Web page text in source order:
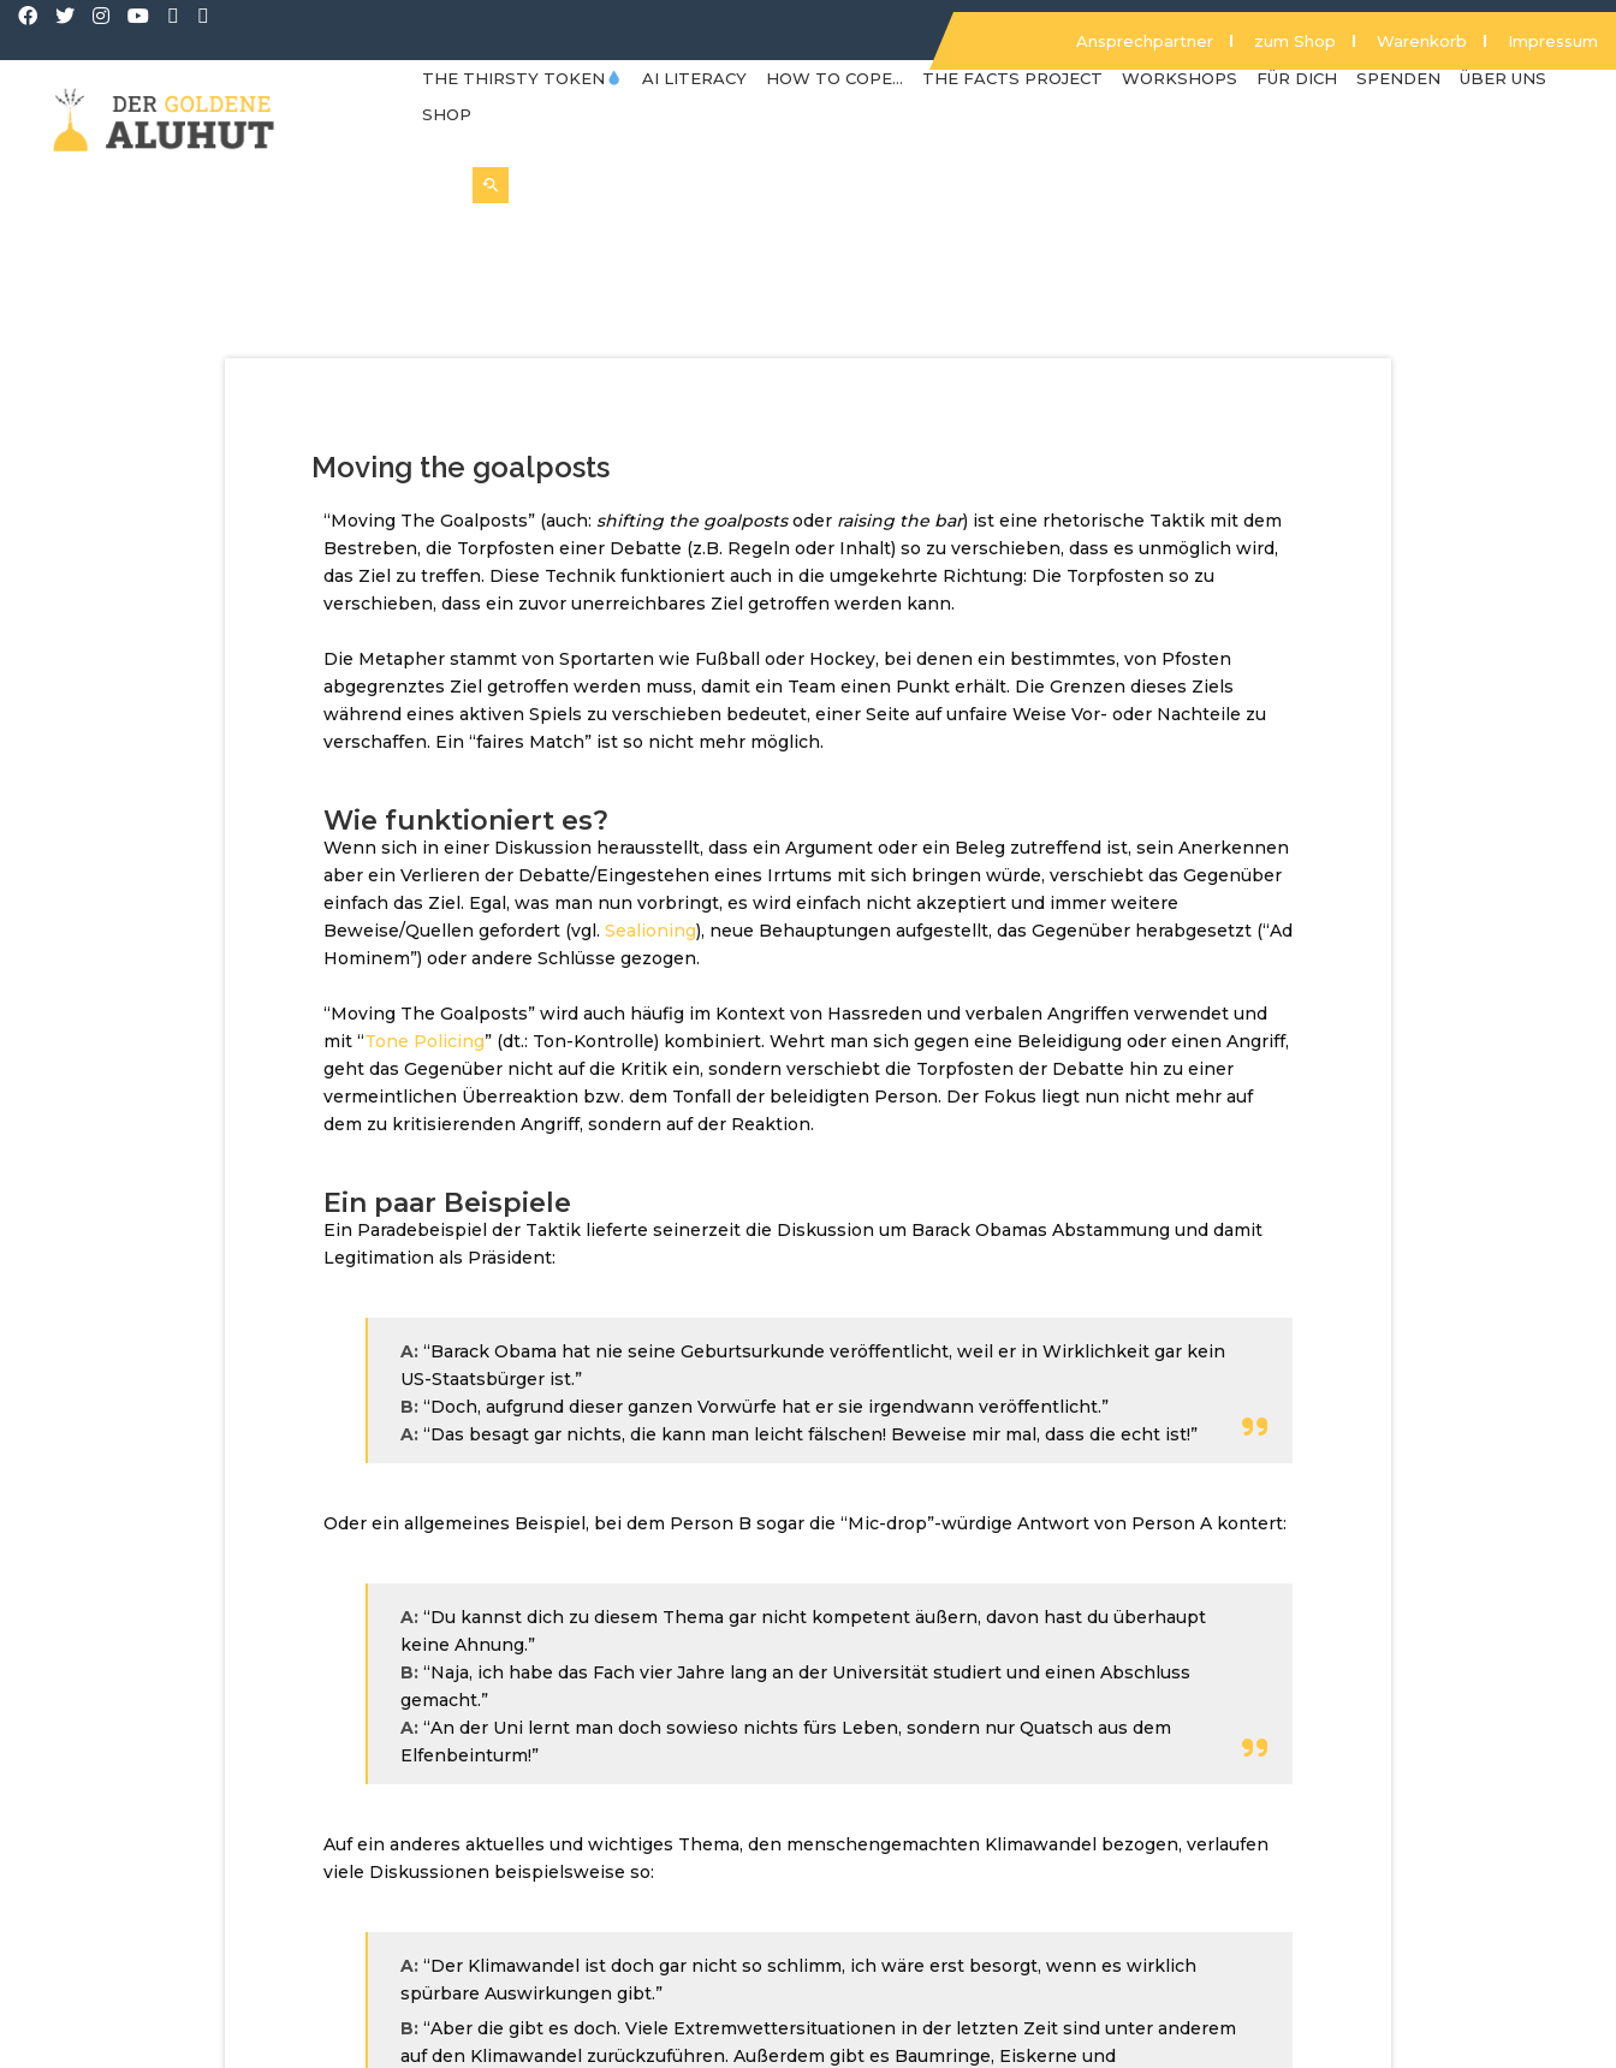
Ansprechpartner zum Shop Warenkorb
Impressum
THE THIRSTY TOKEN
AI LITERACY HOW TO COPE… THE FACTS PROJECT WORKSHOPS FÜR DICH SPENDEN
ÜBER UNS
SHOP
Moving the goalposts
“Moving The Goalposts” (auch: shifting the goalpostsoder raising the bar) ist eine rhetorische Taktik mit dem
Bestreben, die Torpfosten einer Debatte (z.B. Regeln oder Inhalt) so zu verschieben, dass es unmöglich wird,
das Ziel zu treffen. Diese Technik funktioniert auch in die umgekehrte Richtung: Die Torpfosten so zu
verschieben, dass ein zuvor unerreichbares Ziel getroffen werden kann.
Die Metapher stammt von Sportarten wie Fußball oder Hockey, bei denen ein bestimmtes, von Pfosten
abgegrenztes Ziel getroffen werden muss, damit ein Team einen Punkt erhält. Die Grenzen dieses Ziels
während eines aktiven Spiels zu verschieben bedeutet, einer Seite auf unfaire Weise Vor- oder Nachteile zu
verschaffen. Ein “faires Match” ist so nicht mehr möglich.
Wie funktioniert es?
Wenn sich in einer Diskussion herausstellt, dass ein Argument oder ein Beleg zutreffend ist, sein Anerkennen
aber ein Verlieren der Debatte/Eingestehen eines Irrtums mit sich bringen würde, verschiebt das Gegenüber
einfach das Ziel. Egal, was man nun vorbringt, es wird einfach nicht akzeptiert und immer weitere
Beweise/Quellen gefordert (vgl. Sealioning), neue Behauptungen aufgestellt, das Gegenüber herabgesetzt (“Ad
Hominem”) oder andere Schlüsse gezogen.
“Moving The Goalposts” wird auch häufig im Kontext von Hassreden und verbalen Angriffen verwendet und
mit “Tone Policing” (dt.: Ton-Kontrolle) kombiniert. Wehrt man sich gegen eine Beleidigung oder einen Angriff,
geht das Gegenüber nicht auf die Kritik ein, sondern verschiebt die Torpfosten der Debatte hin zu einer
vermeintlichen Überreaktion bzw. dem Tonfall der beleidigten Person. Der Fokus liegt nun nicht mehr auf
dem zu kritisierenden Angriff, sondern auf der Reaktion.
Ein paar Beispiele
Ein Paradebeispiel der Taktik lieferte seinerzeit die Diskussion um Barack Obamas Abstammung und damit
Legitimation als Präsident:
A: “Barack Obama hat nie seine Geburtsurkunde veröffentlicht, weil er in Wirklichkeit gar kein
US-Staatsbürger ist.”
B: “Doch, aufgrund dieser ganzen Vorwürfe hat er sie irgendwann veröffentlicht.”
A: “Das besagt gar nichts, die kann man leicht fälschen! Beweise mir mal, dass die echt ist!”
Oder ein allgemeines Beispiel, bei dem Person B sogar die “Mic-drop”-würdige Antwort von Person A kontert:
A: “Du kannst dich zu diesem Thema gar nicht kompetent äußern, davon hast du überhaupt
keine Ahnung.”
B: “Naja, ich habe das Fach vier Jahre lang an der Universität studiert und einen Abschluss
gemacht.”
A: “An der Uni lernt man doch sowieso nichts fürs Leben, sondern nur Quatsch aus dem
Elfenbeinturm!”
Auf ein anderes aktuelles und wichtiges Thema, den menschengemachten Klimawandel bezogen, verlaufen
viele Diskussionen beispielsweise so:
A: “Der Klimawandel ist doch gar nicht so schlimm, ich wäre erst besorgt, wenn es wirklich
spürbare Auswirkungen gibt.”
B: “Aber die gibt es doch. Viele Extremwettersituationen in der letzten Zeit sind unter anderem
auf den Klimawandel zurückzuführen. Außerdem gibt es Baumringe, Eiskerne und